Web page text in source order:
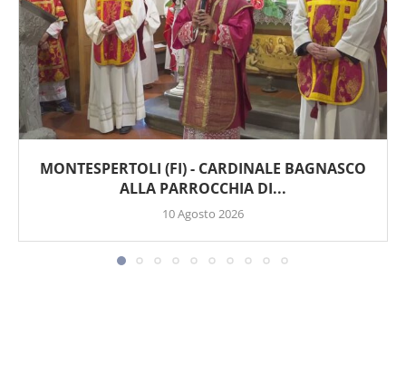
MONTESPERTOLI (FI) - CARDINALE BAGNASCO
ALLA PARROCCHIA DI...
10 Agosto 2026